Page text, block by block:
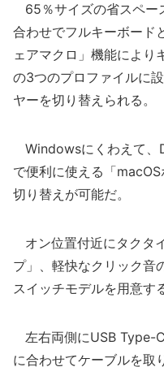
65％サイズの省スペー
合わせでフルキーボード
ェアマクロ」機能により
の3つのプロファイルに
ヤーを切り替えられる。
Windowsにくわえて、
で便利に使える「
切り替えが可能だ。
オン位置付近にタクタ
プ」、軽快なクリック音
スイッチモデルを用意す
左右両側にUSB Type-
に合わせてケーブルを